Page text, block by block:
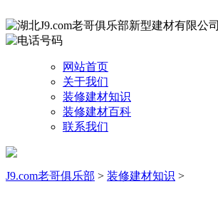
网站首页
关于我们
装修建材知识
装修建材百科
联系我们
J9.com老哥俱乐部 > 装修建材知识 >